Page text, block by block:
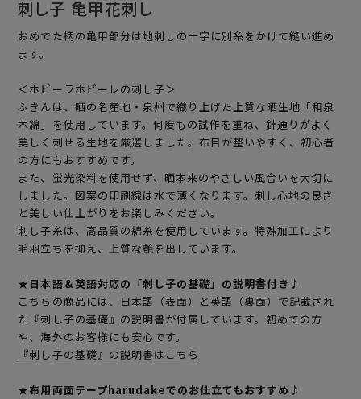
刺し子 亀甲花刺し
おめでた柄の亀甲部分は地刺しの十字に別糸をかけて縫い進め
ます。
＜ホビーラホビーレの刺し子＞
ふきんは、晒の名産地・泉州で織り上げた上質な晒生地「和泉
木綿」を使用しています。何度もの試作を重ね、針通りがよく
美しく刺せる生地を厳選しました。布目が整いやすく、初心者
の方にもおすすめです。
また、蛍光染料を使用せず、晒本来のやさしい風合いを大切に
しました。図案の印刷線は水で薄くなります。刺し心地の良さ
と美しい仕上がりをお楽しみください。
刺し子糸は、高品質の綿糸を使用しています。特殊加工により
毛羽立ちを抑え、上質な艶を出しています。
★日本語＆英語対応の「刺し子の基礎」の説明書付き♪
こちらの商品には、日本語（表面）と英語（裏面）で記載され
た『刺し子の基礎』の説明書が付属しています。初めての方
や、海外のお客様にも安心です。
『刺し子の基礎』の説明書はこちら
★布用両面テープharudakeでのお仕立てもおすすめ♪